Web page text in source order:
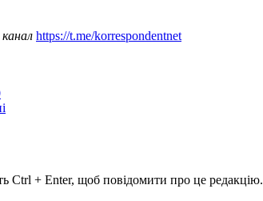
https://t.me/korrespondentnet
Ctrl + Enter, щоб повідомити про це редакцію.